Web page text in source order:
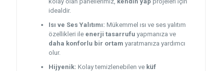
idealdir.
Isı ve Ses Yalıtımı: Mükemmel ısı ve ses yalıtım
özellikleri ile enerji tasarrufu yapmanıza ve
daha konforlu bir ortam yaratmanıza yardımcı
olur.
Hijyenik: Kolay temizlenebilen ve küf